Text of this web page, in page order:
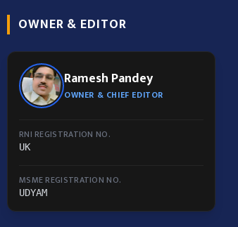
OWNER & EDITOR
Ramesh Pandey
OWNER & CHIEF EDITOR
RNI REGISTRATION NO.
UK
MSME REGISTRATION NO.
UDYAM